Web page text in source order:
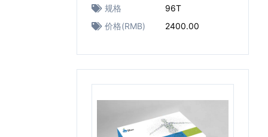
规格
96T
价格(RMB)
2400.00